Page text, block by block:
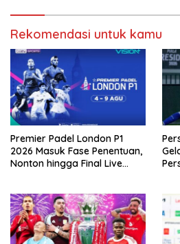
Rekomendasi untuk kamu
Premier Padel London P1
2026 Masuk Fase Penentuan,
Nonton hingga Final Live